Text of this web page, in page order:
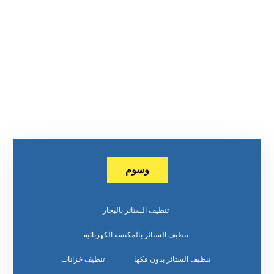
وسوم
تنظيف الستائر بالبخار
تنظيف الستائر بالمكنسة الكهربائية
تنظيف الستائر بدون فكها تنظيف خزانات